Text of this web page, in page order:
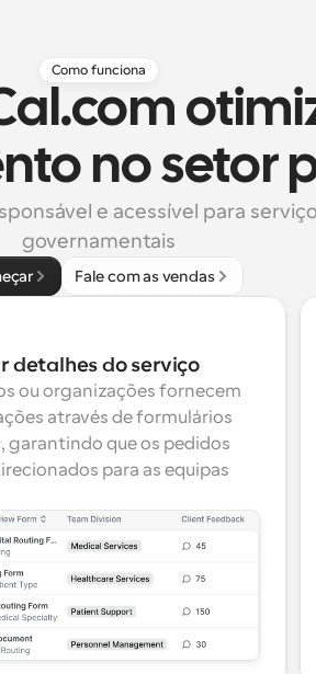
Como funciona
no setor
e acessível para
governamentais
Fale com as vendas
detalhes do serviço
ou organizações fornecem
através de formulários
garantindo que os pedidos
para as equipas